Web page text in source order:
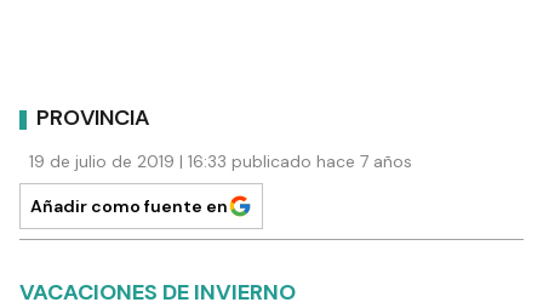
PROVINCIA
19 de julio de 2019 | 16:33 publicado hace 7 años
Añadir como fuente en
VACACIONES DE INVIERNO